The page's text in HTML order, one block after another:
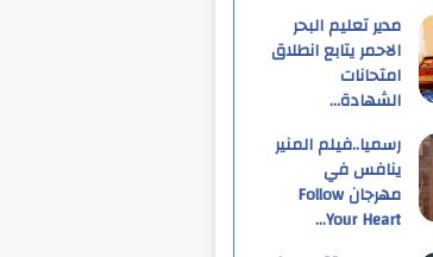
مدير تعليم البحر
الاحمر يتابع انطلاق
امتحانات
الشهادة…
رسميا..فيلم المنير
ينافس في
مهرجان Follow
Your Heart…